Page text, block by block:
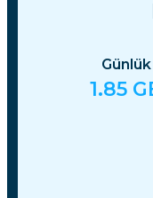
Günlük
1.85